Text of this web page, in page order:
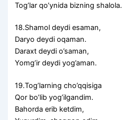
Tog’lar qo’ynida bizning shalola.
18.Shamol deydi esaman,
Daryo deydi oqaman.
Daraxt deydi o’saman,
Yomg’ir deydi yog’aman.
19.Tog’larning cho’qqisiga
Qor bo’lib yog’ilgandim.
Bahorda erib ketdim,